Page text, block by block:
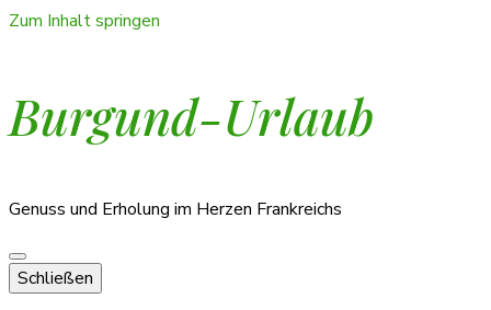
Zum Inhalt springen
Burgund-Urlaub
Genuss und Erholung im Herzen Frankreichs
Schließen